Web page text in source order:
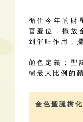
循 住 今 年 的 財
喜 慶 位 ， 擺 放
到 催 旺 作 用 ，
顏 色 定 義 ： 聖
樹 最 大 比 例 的
金 色 聖 誕 樹